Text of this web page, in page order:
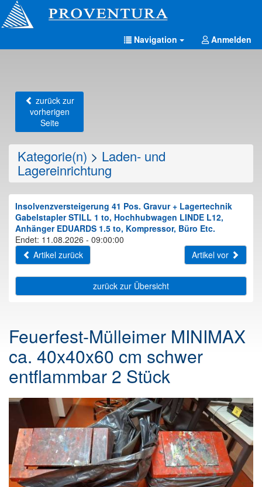
Navigation Anmelden
zurück zur
vorherigen
Seite
Kategorie(n) > Laden- und
Lagereinrichtung
Insolvenzversteigerung 41 Pos. Gravur + Lagertechnik
Gabelstapler STILL 1 to, Hochhubwagen LINDE L12,
Anhänger EDUARDS 1.5 to, Kompressor, Büro Etc.
Endet: 11.08.2026 - 09:00:00
Artikel zurück
Artikel vor
zurück zur Übersicht
Feuerfest-Mülleimer MINIMAX
ca. 40x40x60 cm schwer
entflammbar 2 Stück